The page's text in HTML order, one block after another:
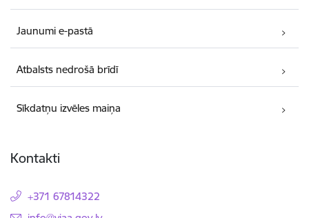
Jaunumi e-pastā
Atbalsts nedrošā brīdī
Sīkdatņu izvēles maiņa
Kontakti
+371 67814322